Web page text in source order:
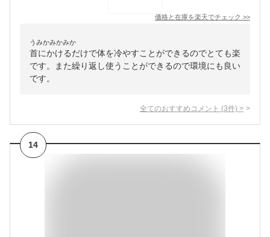
価格と在庫を楽天でチェック >>
うみかみかみか
首にかけるだけで体を冷やすことができるのでとても楽
です。また繰り返し使うことができるので環境にも良い
です。
全てのおすすめコメント (3件) >
14